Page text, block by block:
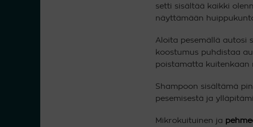
setti sisältää kaikki
näyttämään
Aloita pesemällä autosi
koostumus puhdistaa
poistamatta kuitenkaan
Shampoon sisältämä
pesemisestä ja
Mikrokuituinen ja